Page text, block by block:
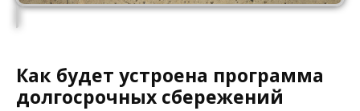
Как будет устроена программа
долгосрочных сбережений